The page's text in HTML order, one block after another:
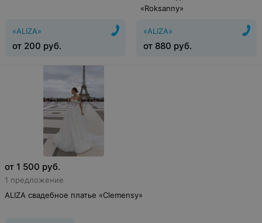
«ALIZA»
от 200 руб.
«Roksanny»
«ALIZA»
от 880 руб.
от 1 500 руб.
1 предложение
ALIZA свадебное платье «Clemensy»